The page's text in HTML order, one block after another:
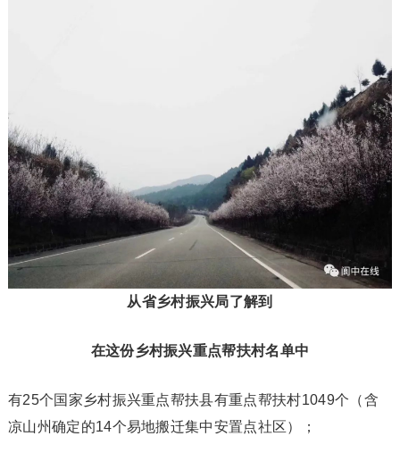
从省乡村振兴局了解到
在这份乡村振兴重点帮扶村名单中
有25个国家乡村振兴重点帮扶县有重点帮扶村1049个（含
凉山州确定的14个易地搬迁集中安置点社区）；